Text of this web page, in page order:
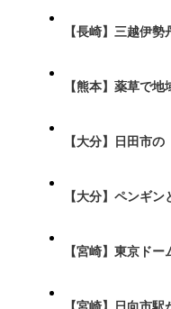
【長崎】三越伊
【熊本】薬草で
【大分】日田市
【大分】ペンギ
【宮崎】東京ド